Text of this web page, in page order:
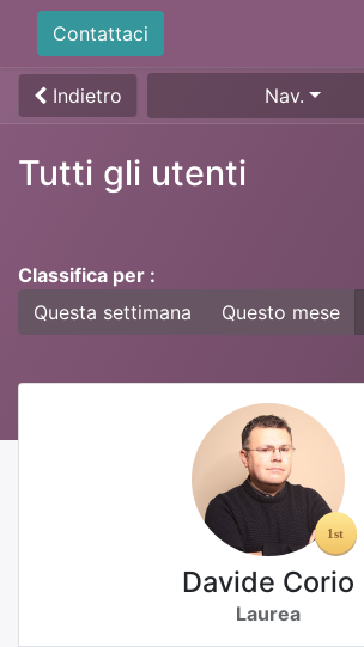
Contattaci
Indietro Nav.
Tutti gli utenti
Classifica per :
Questa settimana
Questo mese
Davide Corio
Laurea